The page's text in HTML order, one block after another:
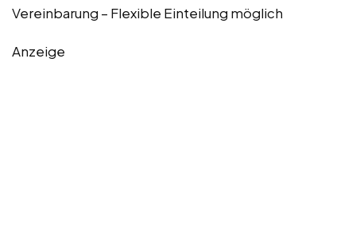
Vereinbarung – Flexible Einteilung möglich
Anzeige